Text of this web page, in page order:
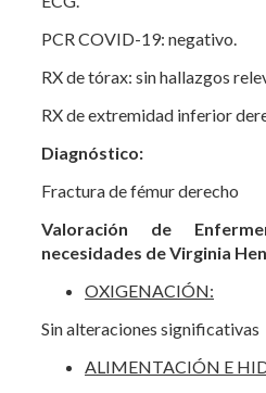
PCR COVID-19: negativo.
RX de tórax: sin hallazgos
RX de extremidad inferior
Diagnóstico:
Fractura de fémur derecho
Valoración de
necesidades de Virginia
OXIGENACIÓN:
Sin alteraciones significativas
ALIMENTACIÓN E